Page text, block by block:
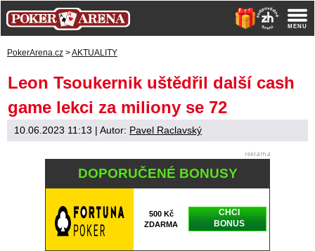
PokerArena.cz >AKTUALITY
Leon Tsoukernik uštědřil další cash
game lekci za miliony se 72
10.06.2023 11:13 | Autor: Pavel Raclavský
DOPORUČENÉ BONUSY
500 Kč
ZDARMA
CHCI
BONUS